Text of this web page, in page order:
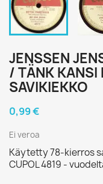
JENSSEN
/ TÄNK KANSI
SAVIKIEKKO
0,99 €
Ei veroa
Käytetty 78-kierros
CUPOL 4819 -